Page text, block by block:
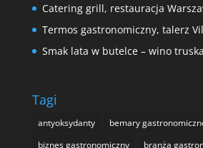
Catering grill, restauracja
Termos gastronomiczny, talerz
Smak lata w butelce – wino
Tagi
antyoksydanty
bemary
biznes gastronomiczny
branża